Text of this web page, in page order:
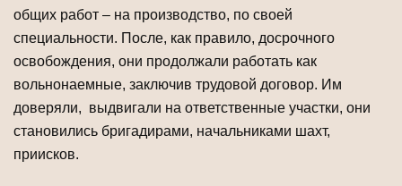
общих работ – на производство, по своей
специальности. После, как правило, досрочного
освобождения, они продолжали работать как
вольнонаемные, заключив трудовой договор. Им
доверяли, выдвигали на ответственные участки, они
становились бригадирами, начальниками шахт,
приисков.